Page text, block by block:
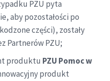
PZU pyta
aby pozostałości po
części), zostały
Partnerów PZU;
produktu PZU Pomoc w
produkt